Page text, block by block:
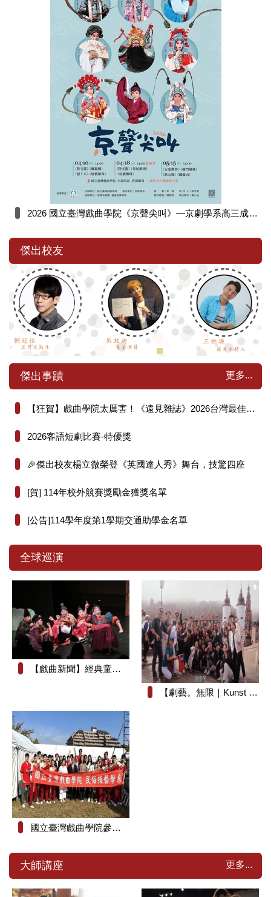
2026 國立臺灣戲曲學院《京聲尖叫》—京劇學系高三成果展演出
傑出校友
傑出事蹟
【狂賀】戲曲學院太厲害！《遠見雜誌》2026台灣最佳大學排行榜人文社科學門全國第26名！
2026客語短劇比賽-特優獎
🎉傑出校友楊立微榮登《英國達人秀》舞台，技驚四座
[賀] 114年校外競賽獎勵金獲獎名單
[公告]114學年度第1學期交通助學金名單
更多...
全球巡演
【戲曲新聞】經典童話化身戲曲冒險 《森林七矮人》8月8日澎湖演藝廳歡樂登場
【劇藝。無限｜Kunst ohne Grenzen】紀錄片_長版
國立臺灣戲曲學院參加日本東京都杉並嘉年華
大師講座 更多...